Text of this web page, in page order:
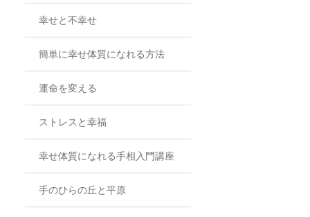
幸せと不幸せ
簡単に幸せ体質になれる方法
運命を変える
ストレスと幸福
幸せ体質になれる手相入門講座
手のひらの丘と平原